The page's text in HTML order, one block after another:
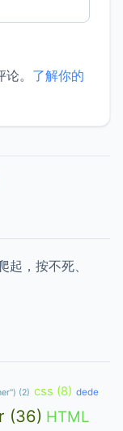
。 了解你的
，按不死、
(2) css (8) dede
(36) HTML